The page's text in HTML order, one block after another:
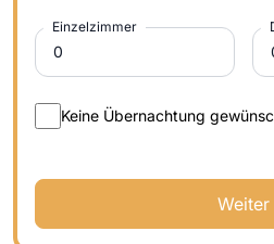
Einzelzimmer
Keine Übernachtung
Weiter